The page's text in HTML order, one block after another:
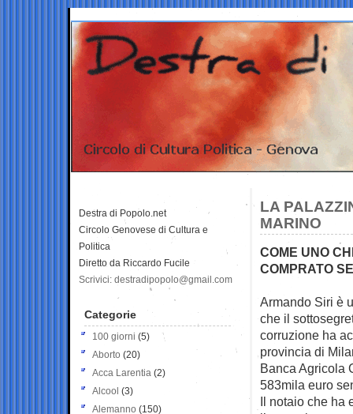
LA
MARINO
COME UNO
COMPRATO
Armando Siri è
che il
corruzione ha
provincia di
Banca Agricola
583mila euro
Il notaio che ha
Destra di Popolo.net
Circolo Genovese di Cultura e
Politica
Diretto da Riccardo Fucile
Scrivici: destradipopolo@gmail.com
Categorie
100 giorni (5)
Aborto (20)
Acca Larentia (2)
Alcool (3)
Alemanno (150)